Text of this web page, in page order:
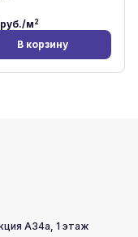
руб./м2
В корзину
А34а, 1 этаж